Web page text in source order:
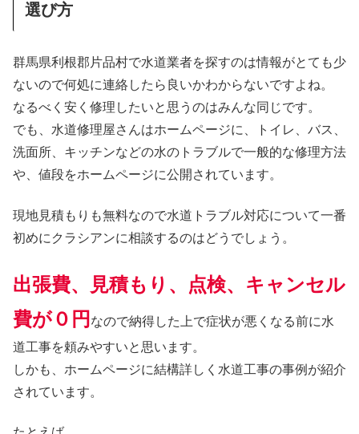
選び方
群馬県利根郡片品村で水道業者を探すのは情報がとても少
ないので何処に連絡したら良いかわからないですよね。
なるべく安く修理したいと思うのはみんな同じです。
でも、水道修理屋さんはホームページに、トイレ、バス、
洗面所、キッチンなどの水のトラブルで一般的な修理方法
や、値段をホームページに公開されています。
現地見積もりも無料なので水道トラブル対応について一番
初めにクラシアンに相談するのはどうでしょう。
出張費、見積もり、点検、キャンセル
費が０円 なので納得した上で症状が悪くなる前に水
道工事を頼みやすいと思います。
しかも、ホームページに結構詳しく水道工事の事例が紹介
されています。